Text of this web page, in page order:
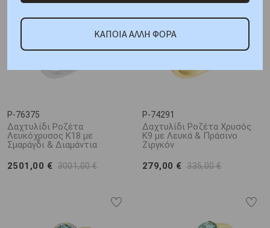
P-76375
Δαχτυλίδι Ροζέτα
Λευκόχρυσος Κ18 με
Σμαράγδι & Διαμάντια
2501,00 € 3001,00 €
P-74291
Δαχτυλίδι Ροζέτα Χρυσός
Κ9 με Λευκά & Πράσινο
Ζιργκόν
279,00 € 335,00 €
ΚΑΠΟΙΑ ΑΛΛΗ ΦΟΡΑ